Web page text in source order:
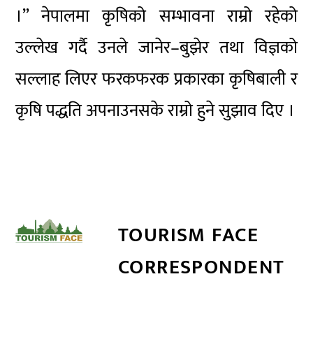
।” नेपालमा कृषिको सम्भावना राम्रो रहेको
उल्लेख गर्दै उनले जानेर–बुझेर तथा विज्ञको
सल्लाह लिएर फरकफरक प्रकारका कृषिबाली र
कृषि पद्धति अपनाउनसके राम्रो हुने सुझाव दिए ।
TOURISM FACE
CORRESPONDENT